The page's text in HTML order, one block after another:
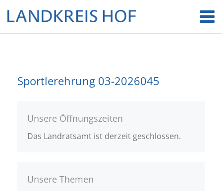
Sportlerehrung 03-2026045
Unsere Öffnungszeiten
Das Landratsamt ist derzeit geschlossen.
Unsere Themen